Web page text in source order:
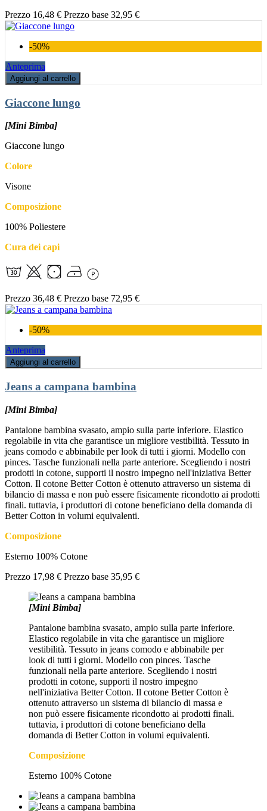
Prezzo 16,48 € Prezzo base 32,95 €
-50%
Anteprima
Aggiungi al carrello
Giaccone lungo
[Mini Bimba]
Giaccone lungo
Colore
Visone
Composizione
100% Poliestere
Cura dei capi
Prezzo 36,48 € Prezzo base 72,95 €
-50%
Anteprima
Aggiungi al carrello
Jeans a campana bambina
[Mini Bimba]
Pantalone bambina svasato, ampio sulla parte inferiore. Elastico
regolabile in vita che garantisce un migliore vestibilità. Tessuto in
jeans comodo e abbinabile per look di tutti i giorni. Modello con
pinces. Tasche funzionali nella parte anteriore. Scegliendo i nostri
prodotti in cotone, supporti il nostro impegno nell'iniziativa Better
Cotton. Il cotone Better Cotton è ottenuto attraverso un sistema di
bilancio di massa e non può essere fisicamente ricondotto ai prodotti
finali. tuttavia, i produttori di cotone beneficiano della domanda di
Better Cotton in volumi equivalenti.
Composizione
Esterno 100% Cotone
Prezzo 17,98 € Prezzo base 35,95 €
[Mini Bimba]
Pantalone bambina svasato, ampio sulla parte inferiore.
Elastico regolabile in vita che garantisce un migliore
vestibilità. Tessuto in jeans comodo e abbinabile per
look di tutti i giorni. Modello con pinces. Tasche
funzionali nella parte anteriore. Scegliendo i nostri
prodotti in cotone, supporti il nostro impegno
nell'iniziativa Better Cotton. Il cotone Better Cotton è
ottenuto attraverso un sistema di bilancio di massa e
non può essere fisicamente ricondotto ai prodotti finali.
tuttavia, i produttori di cotone beneficiano della
domanda di Better Cotton in volumi equivalenti.
Composizione
Esterno 100% Cotone